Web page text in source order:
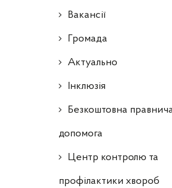
Ваканcії
Громада
Актуально
Інклюзія
Безкоштовна
допомога
Центр контролю та
профілактики хвороб